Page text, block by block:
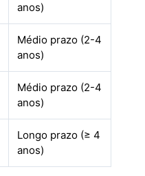
anos)
Médio prazo (2-4
anos)
Médio prazo (2-4
anos)
Longo prazo (≥ 4
anos)